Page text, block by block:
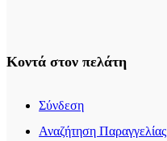
Κοντά στον πελάτη
Σύνδεση
Αναζήτηση Παραγγελίας